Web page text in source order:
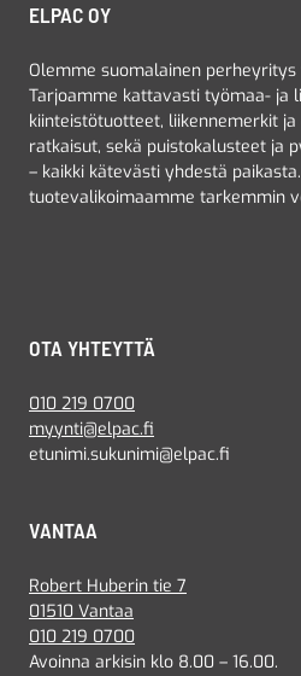
ELPAC OY
Olemme suomalainen perheyritys
Tarjoamme kattavasti työmaa- ja
kiinteistötuotteet, liikennemerkit
ratkaisut, sekä puistokalusteet ja
– kaikki kätevästi yhdestä
tuotevalikoimaamme tarkemmin
OTA YHTEYTTÄ
010 219 0700
myynti@elpac.fi
etunimi.sukunimi@elpac.fi
VANTAA
Robert Huberin tie 7
01510 Vantaa
010 219 0700
Avoinna arkisin klo 8.00 – 16.00.